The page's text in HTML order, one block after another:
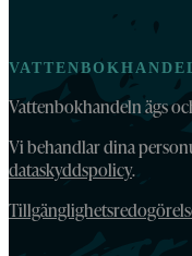
Vattenbokhandeln ägs
Vi behandlar dina
dataskyddspolicy.